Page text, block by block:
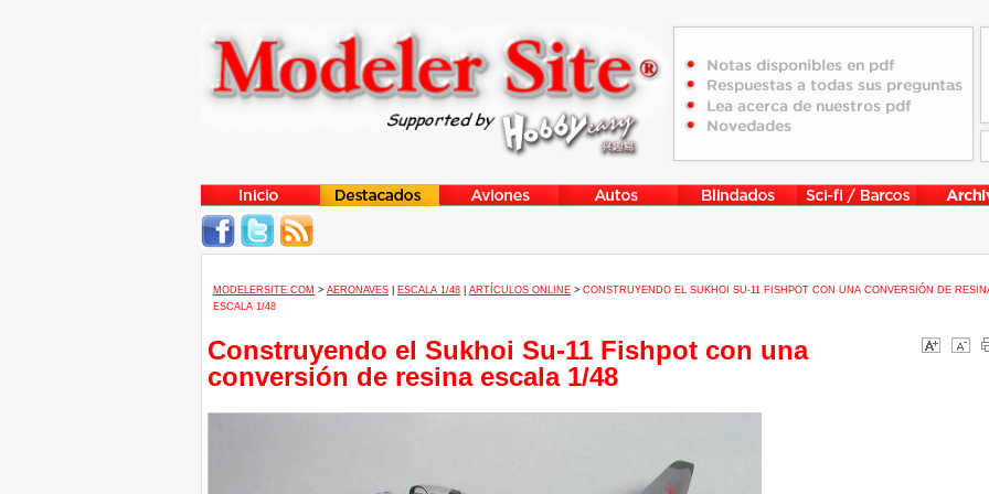
MODELERSITE.COM > AERONAVES ESCALA 1/48 ARTÍCULOS ONLINE > CONSTRUYENDO EL SUKHOI SU-11 FISHPOT CON UNA CONVERSIÓN DE
ESCALA 1/48
Construyendo el Sukhoi Su-11 Fishpot con una
conversión de resina escala 1/48